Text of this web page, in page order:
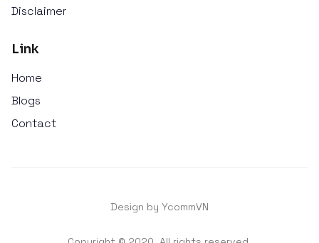
Disclaimer
Link
Home
Blogs
Contact
Design by YcommVN